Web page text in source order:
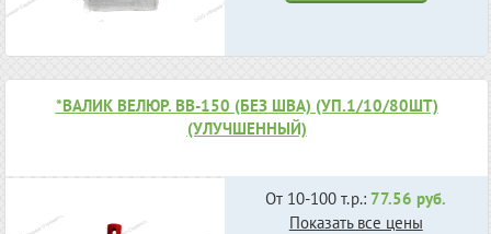
*ВАЛИК ВЕЛЮР. ВВ-150 (БЕЗ ШВА) (УП.1/10/80ШТ)
(УЛУЧШЕННЫЙ)
От 10-100 т.р.: 77.56 руб.
Показать все цены